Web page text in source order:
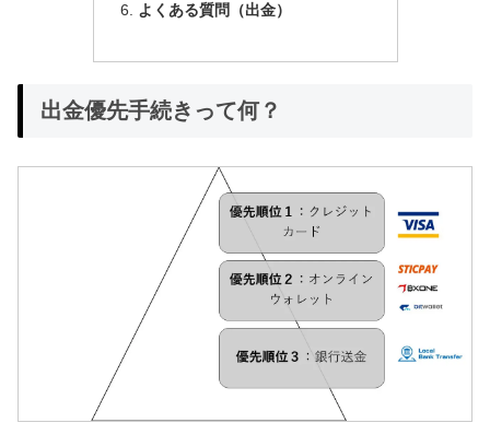
よくある質問（出金）
出金優先手続きって何？